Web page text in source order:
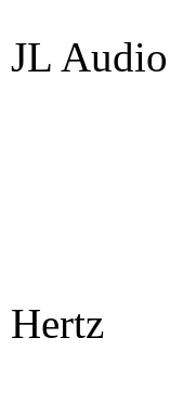
JL Audio
Hertz